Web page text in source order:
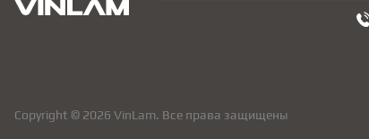
Copyright © 2026 VinLam. Все права защищены